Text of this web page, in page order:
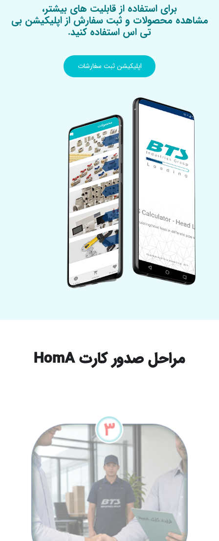
برای استفاده از قابلیت های بیشتر،
مشاهده محصولات و ثبت سفارش از اپلیکیشن بی
تی اس استفاده کنید.
اپلیکیشن ثبت سفارشات
مراحل صدور کارت HomA